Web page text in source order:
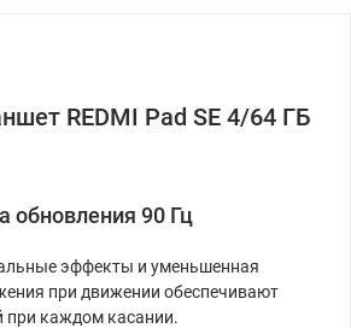
REDMI Pad SE 4/64 ГБ
обновления 90 Гц
эффекты и уменьшенная
при движении обеспечивают
при каждом касании.